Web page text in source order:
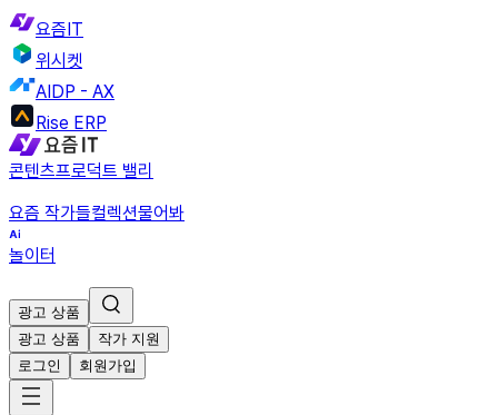
요즘IT
위시켓
AIDP - AX
Rise ERP
콘텐츠프로덕트 밸리
요즘 작가들컬렉션물어봐
놀이터
광고 상품
광고 상품
작가 지원
로그인
회원가입